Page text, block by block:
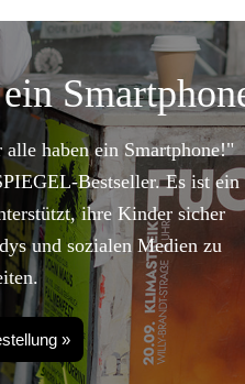
haben ein Smartphone!"
Bestseller. Es ist ein
ihre Kinder sicher
und sozialen Medien zu
»